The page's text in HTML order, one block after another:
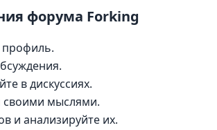
форума Forking
профиль.
в дискуссиях.
своими мыслями.
и анализируйте их.